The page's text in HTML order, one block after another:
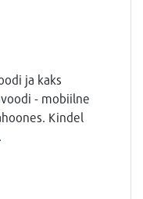
ja kaks
- mobiilne
Kindel